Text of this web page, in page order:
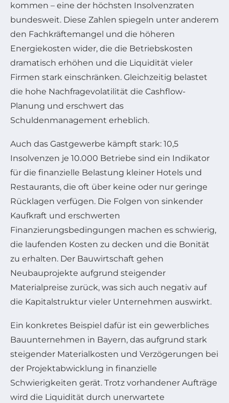
kommen – eine der höchsten Insolvenzraten
bundesweit. Diese Zahlen spiegeln unter anderem
den Fachkräftemangel und die höheren
Energiekosten wider, die die Betriebskosten
dramatisch erhöhen und die Liquidität vieler
Firmen stark einschränken. Gleichzeitig belastet
die hohe Nachfragevolatilität die Cashflow-
Planung und erschwert das
Schuldenmanagement erheblich.
Auch das Gastgewerbe kämpft stark: 10,5
Insolvenzen je 10.000 Betriebe sind ein Indikator
für die finanzielle Belastung kleiner Hotels und
Restaurants, die oft über keine oder nur geringe
Rücklagen verfügen. Die Folgen von sinkender
Kaufkraft und erschwerten
Finanzierungsbedingungen machen es schwierig,
die laufenden Kosten zu decken und die Bonität
zu erhalten. Der Bauwirtschaft gehen
Neubauprojekte aufgrund steigender
Materialpreise zurück, was sich auch negativ auf
die Kapitalstruktur vieler Unternehmen auswirkt.
Ein konkretes Beispiel dafür ist ein gewerbliches
Bauunternehmen in Bayern, das aufgrund stark
steigender Materialkosten und Verzögerungen bei
der Projektabwicklung in finanzielle
Schwierigkeiten gerät. Trotz vorhandener Aufträge
wird die Liquidität durch unerwartete